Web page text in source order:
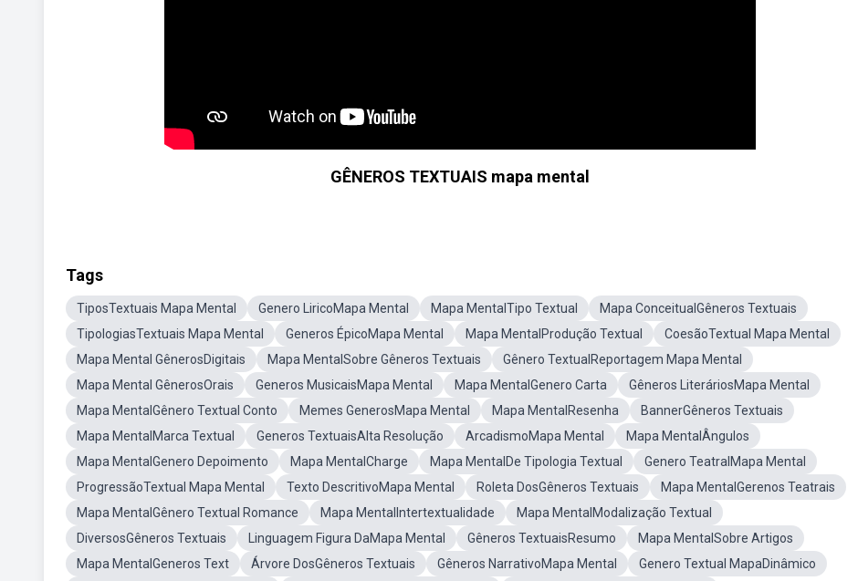
GÊNEROS TEXTUAIS mapa mental
Tags
TiposTextuais Mapa Mental Genero LiricoMapa Mental Mapa MentalTipo Textual
Mapa ConceitualGêneros Textuais
TipologiasTextuais Mapa Mental
Generos ÉpicoMapa Mental Mapa MentalProdução Textual
CoesãoTextual Mapa Mental
Mapa Mental GênerosDigitais
Mapa MentalSobre Gêneros Textuais
Gênero TextualReportagem Mapa Mental
Mapa Mental GênerosOrais
Generos MusicaisMapa Mental Mapa MentalGenero Carta
Gêneros LiteráriosMapa Mental
Mapa MentalGênero Textual Conto
Memes GenerosMapa Mental Mapa MentalResenha
BannerGêneros Textuais
Mapa MentalMarca Textual
Generos TextuaisAlta Resolução ArcadismoMapa Mental
Mapa MentalÂngulos
Mapa MentalGenero Depoimento
Mapa MentalCharge Mapa MentalDe Tipologia Textual
Genero TeatralMapa Mental
ProgressãoTextual Mapa Mental
Texto DescritivoMapa Mental Roleta DosGêneros Textuais
Mapa MentalGerenos Teatrais
Mapa MentalGênero Textual Romance
Mapa MentalIntertextualidade
Mapa MentalModalização Textual
DiversosGêneros Textuais
Linguagem Figura DaMapa Mental Gêneros TextuaisResumo
Mapa MentalSobre Artigos
Mapa MentalGeneros Text
Árvore DosGêneros Textuais Gêneros NarrativoMapa Mental
Genero Textual MapaDinâmico